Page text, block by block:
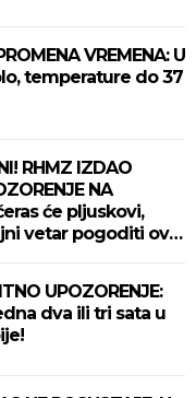
VREMENA: U
temperature do 37
RHMZ IZDAO
NA
će pljuskovi,
vetar pogoditi ove
UPOZORENJE:
dva ili tri sata u